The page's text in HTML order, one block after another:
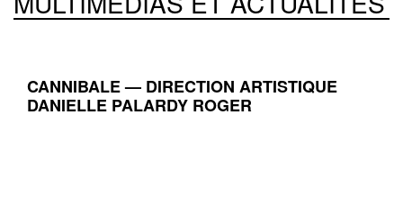
CANNIBALE — DIRECTION ARTISTIQUE
DANIELLE PALARDY ROGER